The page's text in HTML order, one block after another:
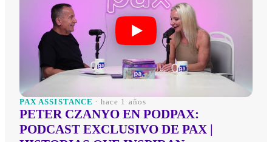
PAX ASSISTANCE · hace 1 años
PETER CZANYO EN PODPAX:
PODCAST EXCLUSIVO DE PAX |